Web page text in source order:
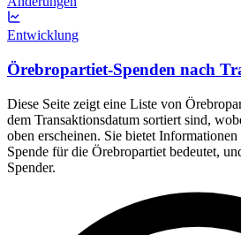
Entwicklung
Örebropartiet-Spenden nach
Diese Seite zeigt eine Liste von
dem Transaktionsdatum sortiert sind,
oben erscheinen. Sie bietet
Spende für die Örebropartiet bedeutet,
Spender.